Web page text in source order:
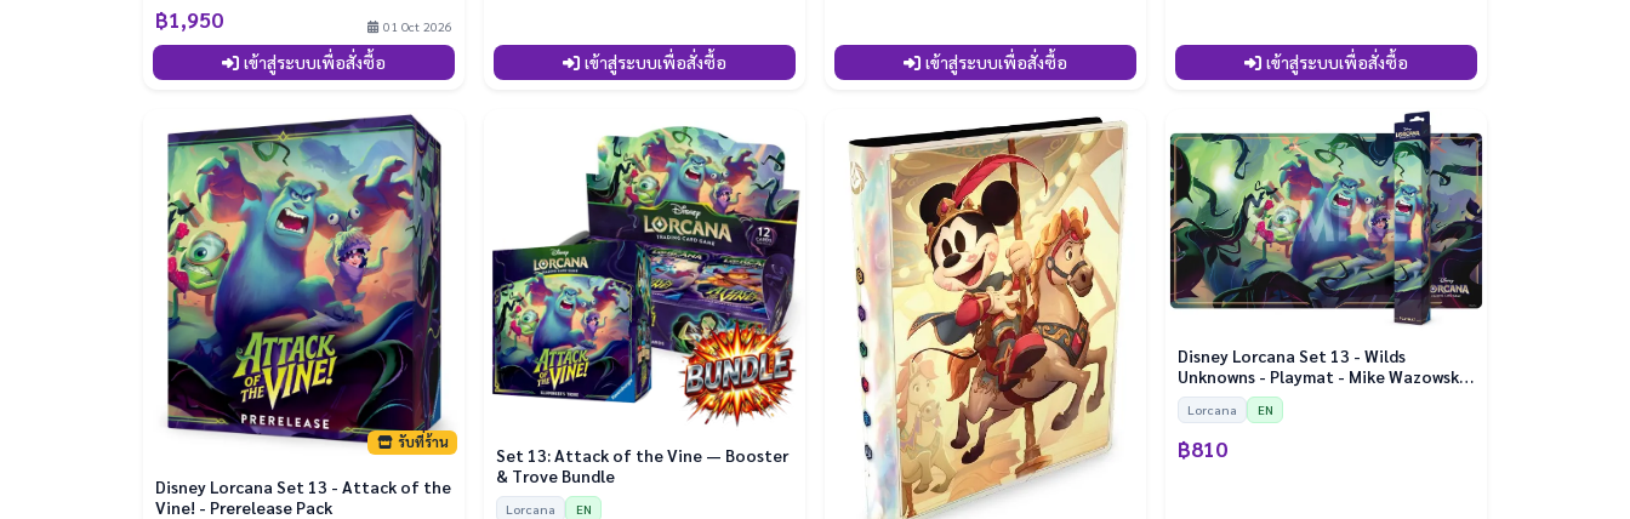
฿1,950 01 Oct 2026
เข้าสู่ระบบเพื่อสั่งซื้อ เข้าสู่ระบบเพื่อสั่งซื้อ เข้าสู่ระบบเพื่อสั่งซื้อ เข้าสู่ระบบเพื่อสั่งซื้อ
รับที่ร้าน
Disney Lorcana Set 13 - Attack of the
Vine! - Prerelease Pack
Set 13: Attack of the Vine — Booster
& Trove Bundle
Lorcana EN
Disney Lorcana Set 13 - Wilds
Unknowns - Playmat - Mike Wazowski,
Sulley, and Boo
Lorcana EN
฿810